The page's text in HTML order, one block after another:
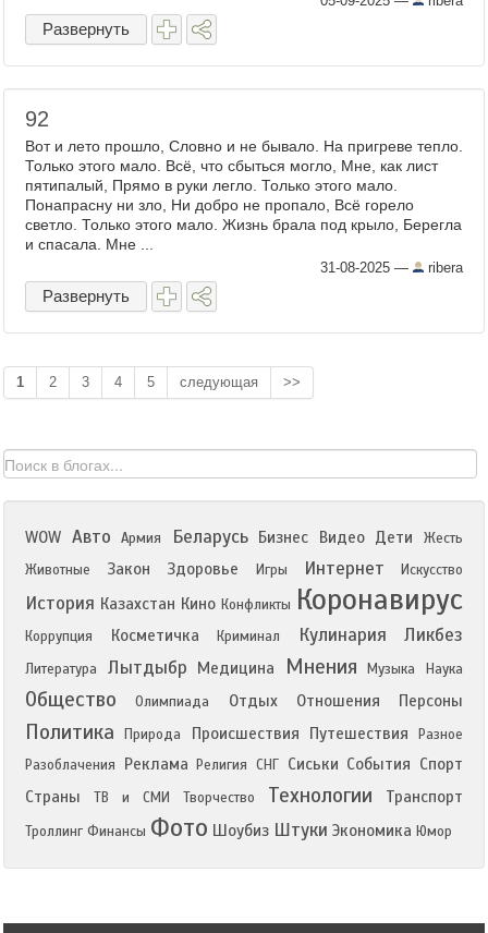
Развернуть
92
Вот и лето прошло, Словно и не бывало. На пригреве тепло.
Только этого мало. Всё, что сбыться могло, Мне, как лист
пятипалый, Прямо в руки легло. Только этого мало.
Понапрасну ни зло, Ни добро не пропало, Всё горело
светло. Только этого мало. Жизнь брала под крыло, Берегла
и спасала. Мне ...
31-08-2025 — ribera
Развернуть
1 2 3 4 5 следующая >>
WOW Авто Армия Беларусь Бизнес Видео Дети
Жесть
Животные
Закон Здоровье Игры Интернет Искусство
История Казахстан Кино Конфликты Коронавирус
Коррупция Косметичка Криминал Кулинария Ликбез
Литература Лытдыбр Медицина Мнения Музыка Наука
Общество Олимпиада Отдых Отношения Персоны
Политика Природа Происшествия Путешествия
Разное
Разоблачения
Реклама Религия СНГ Сиськи События Спорт
Страны
ТВ и СМИ Творчество Технологии Транспорт
Троллинг Финансы Фото Шоубиз Штуки Экономика Юмор